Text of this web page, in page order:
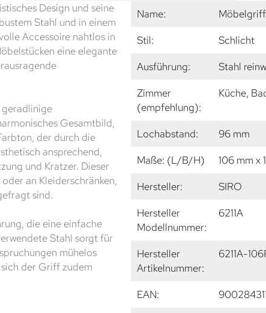
Design und seine
Stahl und in einem
Accessoire nahtlos in
eine elegante
geradlinige
Gesamtbild,
der durch die
ansprechend,
und Kratzer. Dieser
an Kleiderschränken,
sind.
die eine einfache
Stahl sorgt für
mühelos
der Griff zudem
Name:
Stil:
Schlicht
Ausführung:
Stahl
Zimmer
(empfehlung):
Küche,
Lochabstand:
96 mm
Maße: (L/B/H)
106 mm x
Hersteller:
SIRO
Hersteller
Modellnummer:
6211A
Hersteller
Artikelnummer:
6211A-
EAN: